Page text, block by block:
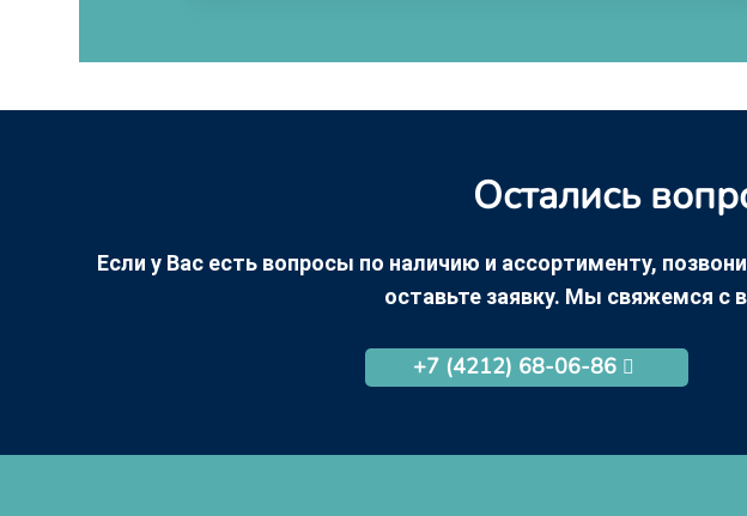
Остались
Если у Вас есть вопросы по наличию и ассортименту,
оставьте заявку. Мы свяжемся с
+7 (4212) 68-06-86